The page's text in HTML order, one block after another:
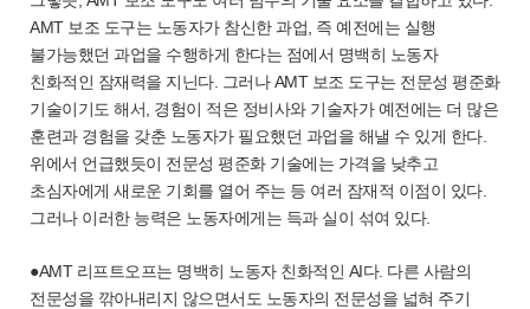
AMT 보조 도구는 노동자가 참신한 과업, 즉 예전에는 실행
불가능했던 과업을 수행하게 한다는 점에서 명백히 노동자
친화적인 잠재력을 지닌다. 그러나 AMT 보조 도구는 전문성 평준화
기술이기도 해서, 경험이 적은 정비사와 기술자가 예전에는 더 많은
훈련과 경험을 갖춘 노동자가 필요했던 과업을 해낼 수 있게 한다.
위에서 언급했듯이 전문성 평준화 기술에는 가격을 낮추고
초심자에게 새로운 기회를 열어 주는 등 여러 잠재적 이점이 있다.
그러나 이러한 능력은 노동자에게는 득과 실이 섞여 있다.
●AMT 리프트오프는 명백히 노동자 친화적인 AI다. 다른 사람의
전문성을 깎아내리지 않으면서도 노동자의 전문성을 넓혀 주기